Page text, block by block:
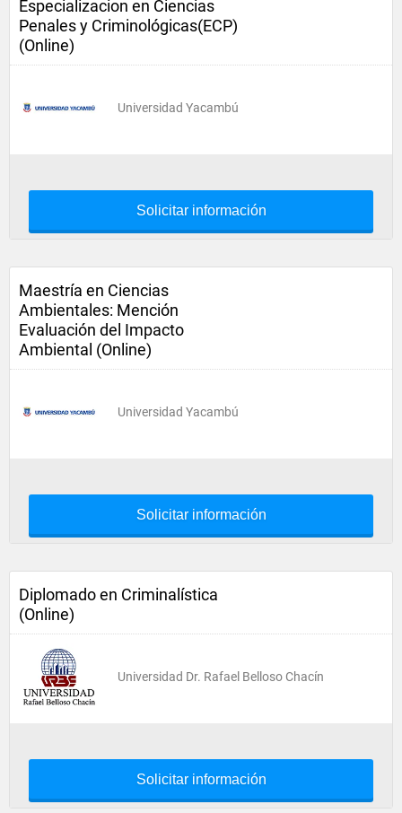
Especializacion en Ciencias
Penales y Criminológicas(ECP)
(Online)
Universidad Yacambú
Solicitar información
Maestría en Ciencias
Ambientales: Mención
Evaluación del Impacto
Ambiental (Online)
Universidad Yacambú
Solicitar información
Diplomado en Criminalística
(Online)
Universidad Dr. Rafael Belloso Chacín
Solicitar información